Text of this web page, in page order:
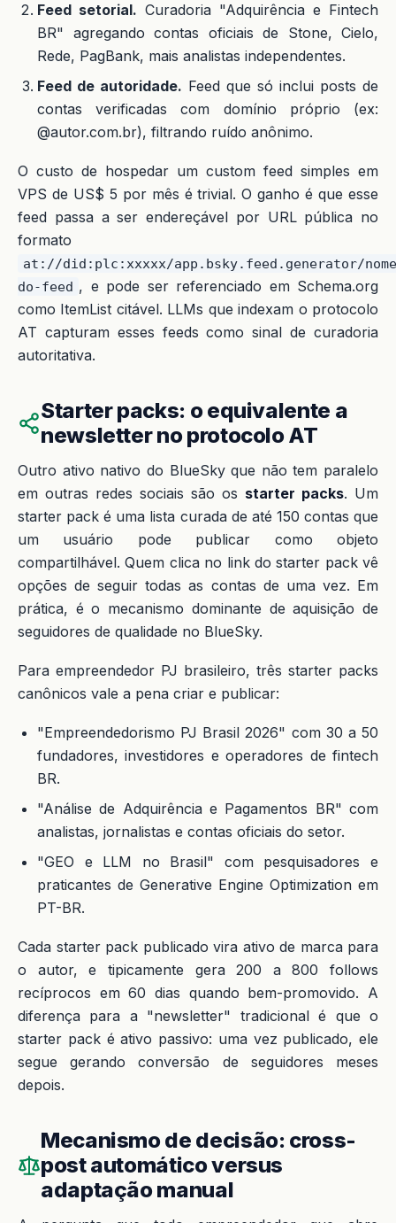
Feed setorial. Curadoria "Adquirência e Fintech
BR" agregando contas oficiais de Stone, Cielo,
Rede, PagBank, mais analistas independentes.
Feed de autoridade. Feed que só inclui posts de
contas verificadas com domínio próprio (ex:
@autor.com.br), filtrando ruído anônimo.
O custo de hospedar um custom feed simples em
VPS de US$ 5 por mês é trivial. O ganho é que esse
feed passa a ser endereçável por URL pública no
formato
at://did:plc:xxxxx/app.bsky.feed.generator/
do-feed , e pode ser referenciado em Schema.org
como ItemList citável. LLMs que indexam o protocolo
AT capturam esses feeds como sinal de curadoria
autoritativa.
Starter packs: o equivalente a
newsletter no protocolo AT
Outro ativo nativo do BlueSky que não tem paralelo
em outras redes sociais são os starter packs. Um
starter pack é uma lista curada de até 150 contas que
um usuário pode publicar como objeto
compartilhável. Quem clica no link do starter pack vê
opções de seguir todas as contas de uma vez. Em
prática, é o mecanismo dominante de aquisição de
seguidores de qualidade no BlueSky.
Para empreendedor PJ brasileiro, três starter packs
canônicos vale a pena criar e publicar:
"Empreendedorismo PJ Brasil 2026" com 30 a 50
fundadores, investidores e operadores de fintech
BR.
"Análise de Adquirência e Pagamentos BR" com
analistas, jornalistas e contas oficiais do setor.
"GEO e LLM no Brasil" com pesquisadores e
praticantes de Generative Engine Optimization em
PT-BR.
Cada starter pack publicado vira ativo de marca para
o autor, e tipicamente gera 200 a 800 follows
recíprocos em 60 dias quando bem-promovido. A
diferença para a "newsletter" tradicional é que o
starter pack é ativo passivo: uma vez publicado, ele
segue gerando conversão de seguidores meses
depois.
Mecanismo de decisão: cross-
post automático versus
adaptação manual